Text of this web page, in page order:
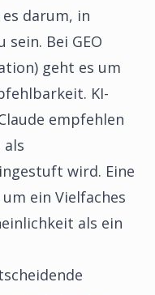
darum, in
Bei GEO
geht es um
KI-
empfehlen
als
wird. Eine
ein Vielfaches
als ein